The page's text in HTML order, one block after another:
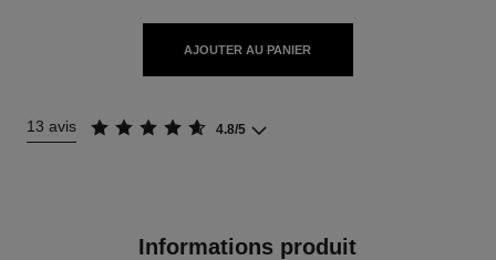
AJOUTER AU PANIER
13 avis 4.8/5
Informations produit